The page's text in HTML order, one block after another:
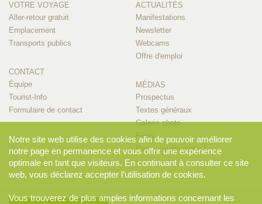
VOTRE VOYAGE
Aller-retour gratuit
Emplacement
Transports publics
CONTACT
Équipe
Tourist-Info
Formulaire de contact
ACTUALITÉS
Manifestations
Newsletter
Webcams
Offre d'emploi
MÉDIAS
Prospectus
Textes généraux
Galerie photo
Films
Personne de contact
Notre site web utilise des cookies afin de pouvoir améliorer
notre page en permanence et vous offrir une expérience
optimale en tant que visiteurs. En continuant à consulter ce site
web, vous déclarez accepter l’utilisation de cookies.
Vous trouverez de plus amples informations concernant les